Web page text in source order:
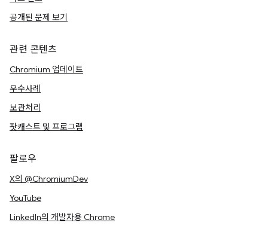
공개된 문제 보기
관련 콘텐츠
Chromium 업데이트
우수사례
보관처리
팟캐스트 및 프로그램
팔로우
X의 @ChromiumDev
YouTube
LinkedIn의 개발자용 Chrome